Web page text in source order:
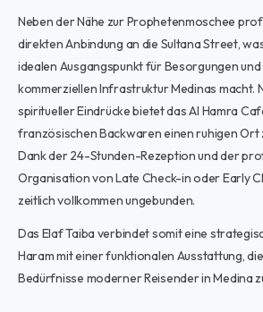
Neben der Nähe zur Prophetenmoschee
direkten Anbindung an die Sultana Street,
idealen Ausgangspunkt für Besorgungen
kommerziellen Infrastruktur Medinas macht.
spiritueller Eindrücke bietet das Al Hamra
französischen Backwaren einen ruhigen Ort
Dank der 24-Stunden-Rezeption und der
Organisation von Late Check-in oder Early
zeitlich vollkommen ungebunden.
Das Elaf Taiba verbindet somit eine
Haram mit einer funktionalen Ausstattung,
Bedürfnisse moderner Reisender in Medina